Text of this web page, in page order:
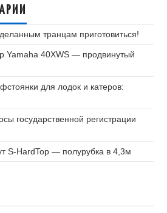
транцам приготовиться!
Yamaha 40XWS — продвинутый
для лодок и катеров:
государственной регистрации
S-HardTop — полурубка в 4,3м